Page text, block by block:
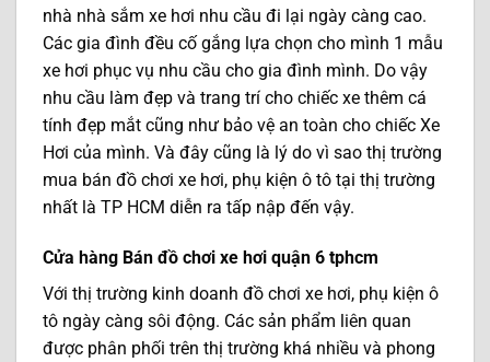
nhà nhà sắm xe hơi nhu cầu đi lại ngày càng cao.
Các gia đình đều cố gắng lựa chọn cho mình 1 mẫu
xe hơi phục vụ nhu cầu cho gia đình mình. Do vậy
nhu cầu làm đẹp và trang trí cho chiếc xe thêm cá
tính đẹp mắt cũng như bảo vệ an toàn cho chiếc Xe
Hơi của mình. Và đây cũng là lý do vì sao thị trường
mua bán đồ chơi xe hơi, phụ kiện ô tô tại thị trường
nhất là TP HCM diễn ra tấp nập đến vậy.
Cửa hàng Bán đồ chơi xe hơi quận 6 tphcm
Với thị trường kinh doanh đồ chơi xe hơi, phụ kiện ô
tô ngày càng sôi động. Các sản phẩm liên quan
được phân phối trên thị trường khá nhiều và phong